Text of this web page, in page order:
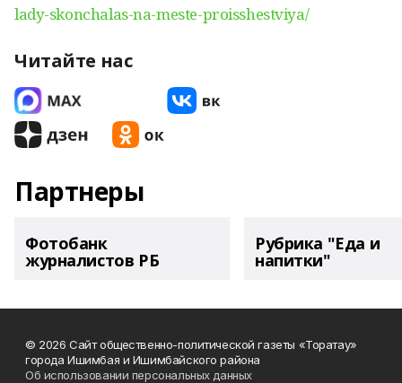
lady-skonchalas-na-meste-proisshestviya/
Читайте нас
Партнеры
Фотобанк
журналистов РБ
Рубрика "Еда и
напитки"
© 2026 Сайт общественно-политической газеты «Торатау»
города Ишимбая и Ишимбайского района
Об использовании персональных данных